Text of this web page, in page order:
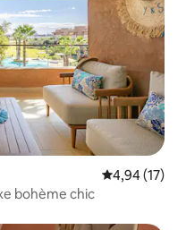
Évaluation
4,94 (17)
bohème chic